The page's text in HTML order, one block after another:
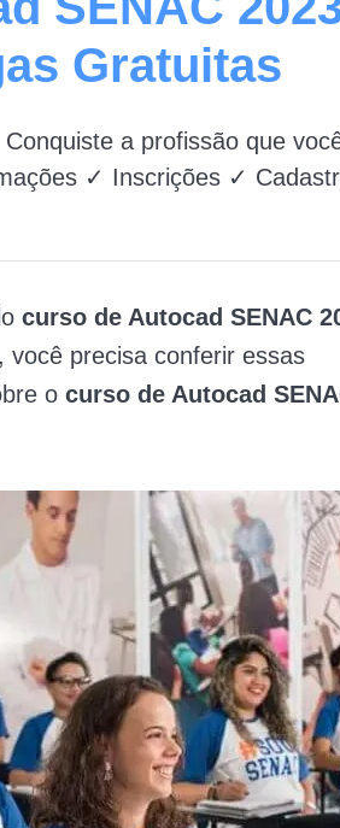
Gratuitas
a profissão que
✓ Inscrições ✓
curso de Autocad SENAC
precisa conferir essas
o curso de Autocad